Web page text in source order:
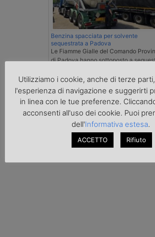
Benzina spacciata per solvente
sequestrata a Padova
Le Fiamme Gialle del Comando
di Padova hanno sottoposto a
contrabbando, dichiarata come
nei documenti di trasporto, e
l'autoarticolato utilizzato.
contrabbando di prodotti petroliferi il
conducente ungherese del mezzo,
al valico di Tarvisio.
Transpotalk
Utilizziamo i cookie, anche di terze
l'esperienza di navigazione e suggerirti
in linea con le tue preferenze.
acconsenti all'uso dei cookie. Puoi
dell'Informativa estesa.
ACCETTO Rifiuto